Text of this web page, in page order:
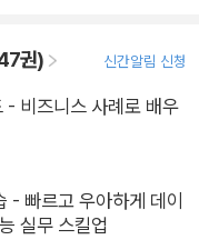
권) 신간알림 신청
- 비즈니스 사례로 배우
- 빠르고 우아하게 데이
실무 스킬업